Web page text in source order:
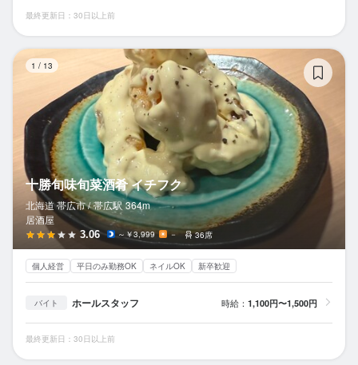
最終更新日：30日以上前
1 / 13
十勝旬味旬菜酒肴 イチフク
北海道 帯広市 / 帯広駅 364m
居酒屋
3.06 ～￥3,999 － 36席
個人経営 平日のみ勤務OK ネイルOK 新卒歓迎
バイト ホールスタッフ 時給： 1,100円〜1,500円
最終更新日：30日以上前